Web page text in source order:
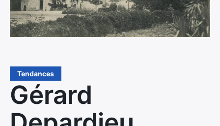
Tendances
Gérard